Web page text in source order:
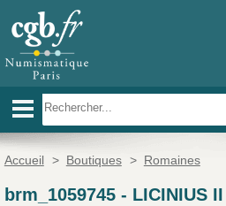
Accueil > Boutiques > Romaines
brm_1059745- LICINIUS II